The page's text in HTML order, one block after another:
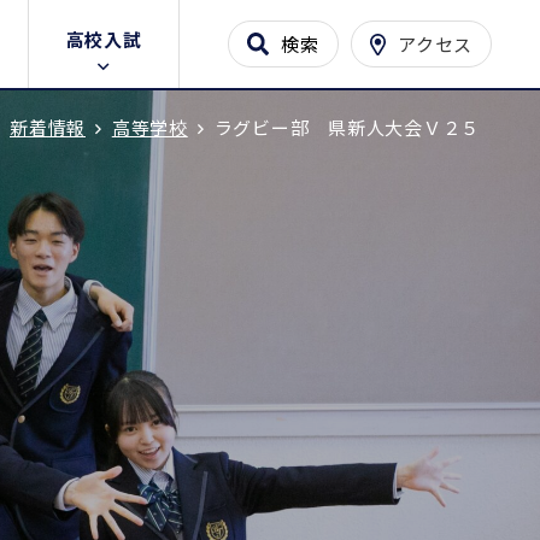
高校入試 検索 アクセス
新着情報 高等学校 ラグビー部 県新人大会Ｖ２５